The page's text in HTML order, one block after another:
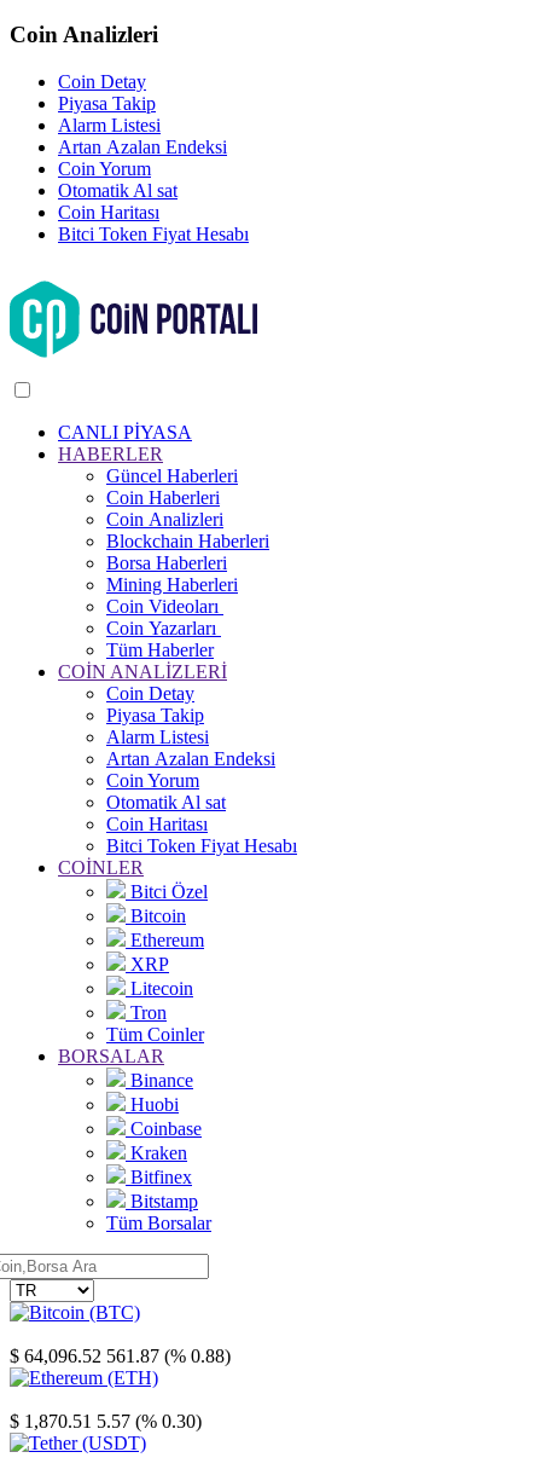
Coin Analizleri
Coin Detay
Piyasa Takip
Alarm Listesi
Artan Azalan Endeksi
Coin Yorum
Otomatik Al sat
Coin Haritası
Bitci Token Fiyat Hesabı
CANLI PİYASA
HABERLER
Güncel Haberleri
Coin Haberleri
Coin Analizleri
Blockchain Haberleri
Borsa Haberleri
Mining Haberleri
Coin Videoları
Coin Yazarları
Tüm Haberler
COİN ANALİZLERİ
Coin Detay
Piyasa Takip
Alarm Listesi
Artan Azalan Endeksi
Coin Yorum
Otomatik Al sat
Coin Haritası
Bitci Token Fiyat Hesabı
COİNLER
Bitci Özel
Bitcoin
Ethereum
XRP
Litecoin
Tron
Tüm Coinler
BORSALAR
Binance
Huobi
Coinbase
Kraken
Bitfinex
Bitstamp
Tüm Borsalar
$ 64,096.52 561.87 (% 0.88)
$ 1,870.51 5.57 (% 0.30)